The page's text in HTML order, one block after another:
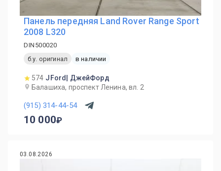
Панель передняя Land Rover Range Sport
2008 L320
DIN500020
б.у. оригинал
в наличии
574 JFord| ДжейФорд
Балашиха, проспект Ленина, вл. 2
(915) 314-44-54
10 000
03.08.2026